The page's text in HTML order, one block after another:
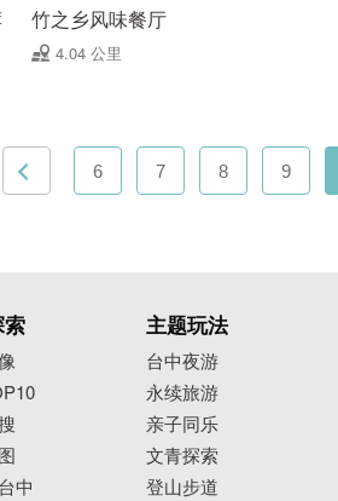
竹之乡风味餐厅
4.04 公里
6 7 8 9
中
主题玩法
台中夜游
永续旅游
亲子同乐
文青探索
登山步道